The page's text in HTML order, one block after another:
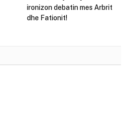
ironizon debatin mes Arbrit
dhe Fationit!